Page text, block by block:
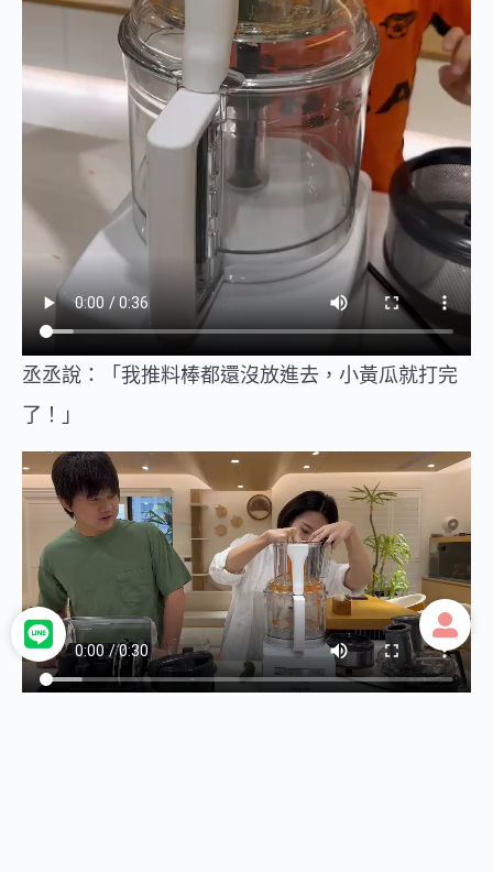
丞丞說：「我推料棒都還沒放進去，小黃瓜就打完
了！」